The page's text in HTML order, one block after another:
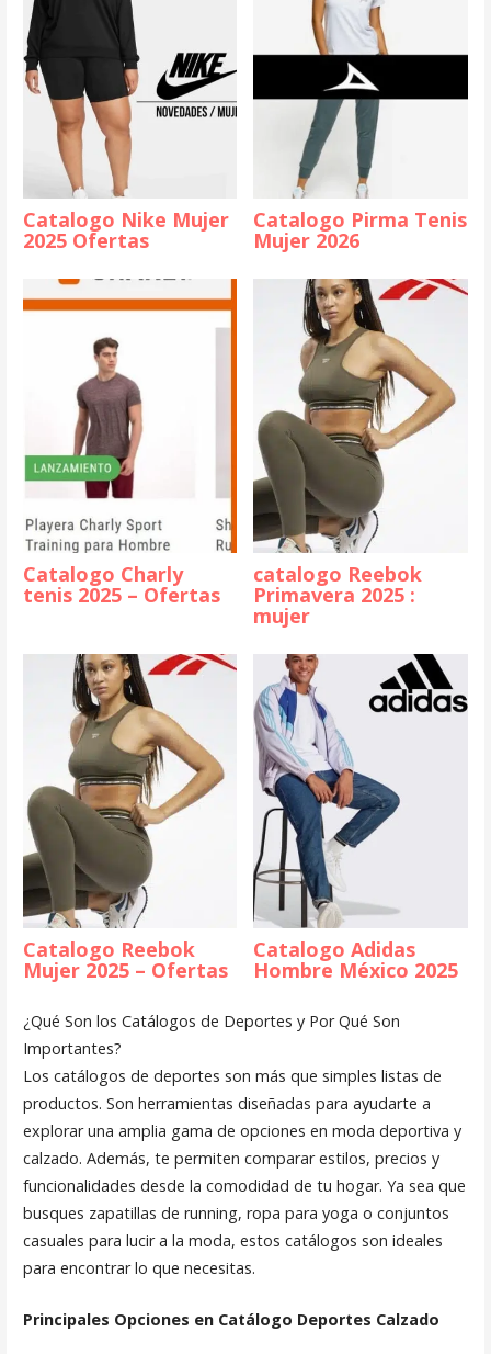
Catalogo Nike Mujer
2025 Ofertas
Catalogo Pirma Tenis
Mujer 2026
Catalogo Charly
tenis 2025 – Ofertas
catalogo Reebok
Primavera 2025 :
mujer
Catalogo Reebok
Mujer 2025 – Ofertas
Catalogo Adidas
Hombre México 2025
¿Qué Son los Catálogos de Deportes y Por Qué Son
Importantes?
Los catálogos de deportes son más que simples listas de
productos. Son herramientas diseñadas para ayudarte a
explorar una amplia gama de opciones en moda deportiva y
calzado. Además, te permiten comparar estilos, precios y
funcionalidades desde la comodidad de tu hogar. Ya sea que
busques zapatillas de running, ropa para yoga o conjuntos
casuales para lucir a la moda, estos catálogos son ideales
para encontrar lo que necesitas.
Principales Opciones en Catálogo Deportes Calzado